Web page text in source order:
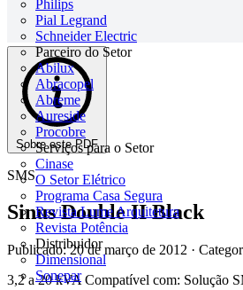
Philips
Pial Legrand
Schneider Electric
Parceiro do Setor
Abilux
Abracopel
Abreme
Aureside
Procobre
Serviços para o Setor
Cinase
O Setor Elétrico
Programa Casa Segura
Revista Lume Arquitetura
Revista Potência
Distribuidor
Dimensional
Sonepar
Sobre este PDF
SMS
Sinus Double II Black
Publicado: 20 de março de 2012 ·
3,2 a 20 kVA Compatível com: Solução